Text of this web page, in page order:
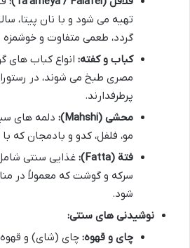
تهیه می شود و با نان پیتا،
گردد، طعمی متفاوت و خوشمزه
کباب و کفته: انواع کباب
مصری طبخ می شوند، در
پرطرفدارند.
محشی (Mahshi):
دلمه های
مو، فلفل، کدو و بادمجان که
فتة (Fatta):
غذایی سنتی شامل
سرکه و گوشت که معمولاً در
شود.
نوشیدنی های سنتی:
چای و قهوه: چای (شای) و